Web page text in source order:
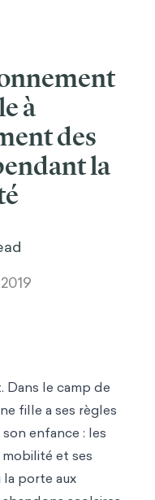
à
des
la
le camp de
fille a ses règles
enfance : les
et ses
la porte aux